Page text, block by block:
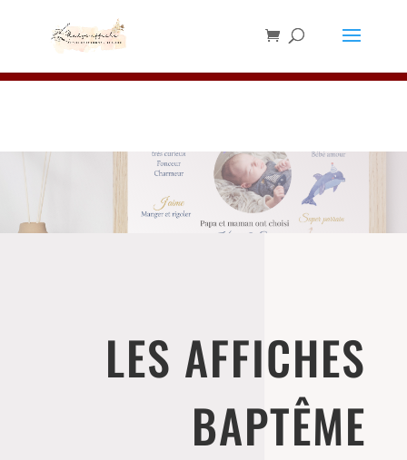
Les chevalets sont en rupture de stock,
merci de ne pas en commander pour le
LES AFFICHES
BAPTÊME